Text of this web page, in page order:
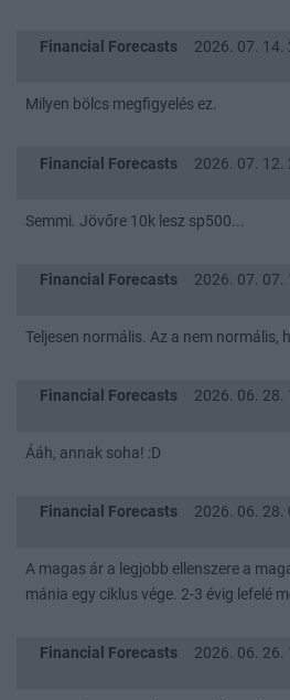
Financial Forecasts
2026. 07. 14.
Milyen bölcs megfigyelés ez.
Financial Forecasts
2026. 07. 12.
Semmi. Jövőre 10k lesz sp500...
Financial Forecasts
2026. 07. 07.
Teljesen normális. Az a nem normális,
Financial Forecasts
2026. 06. 28.
Ááh, annak soha! :D
Financial Forecasts
2026. 06. 28.
A magas ár a legjobb ellenszere a
mánia egy ciklus vége. 2-3 évig lefelé
Financial Forecasts
2026. 06. 26.